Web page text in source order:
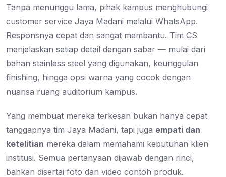
Tanpa menunggu lama, pihak kampus menghubungi
customer service Jaya Madani melalui WhatsApp.
Responsnya cepat dan sangat membantu. Tim CS
menjelaskan setiap detail dengan sabar — mulai dari
bahan stainless steel yang digunakan, keunggulan
finishing, hingga opsi warna yang cocok dengan
nuansa ruang auditorium kampus.
Yang membuat mereka terkesan bukan hanya cepat
tanggapnya tim Jaya Madani, tapi juga empati dan
ketelitian mereka dalam memahami kebutuhan klien
institusi. Semua pertanyaan dijawab dengan rinci,
bahkan disertai foto dan video contoh produk.